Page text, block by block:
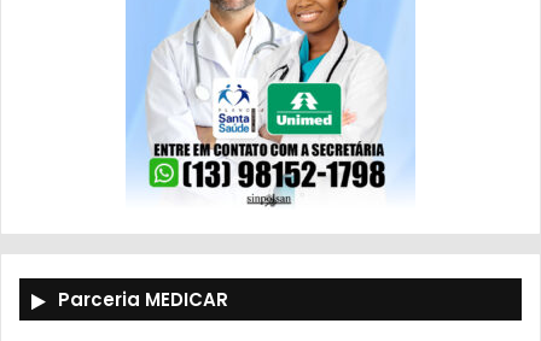
Parceria MEDICAR